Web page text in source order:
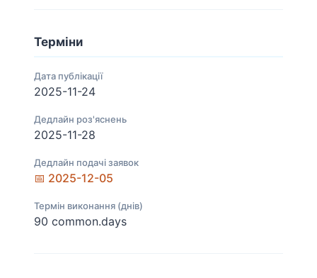
Терміни
Дата публікації
2025-11-24
Дедлайн роз'яснень
2025-11-28
Дедлайн подачі заявок
📅 2025-12-05
Термін виконання (днів)
90 common.days